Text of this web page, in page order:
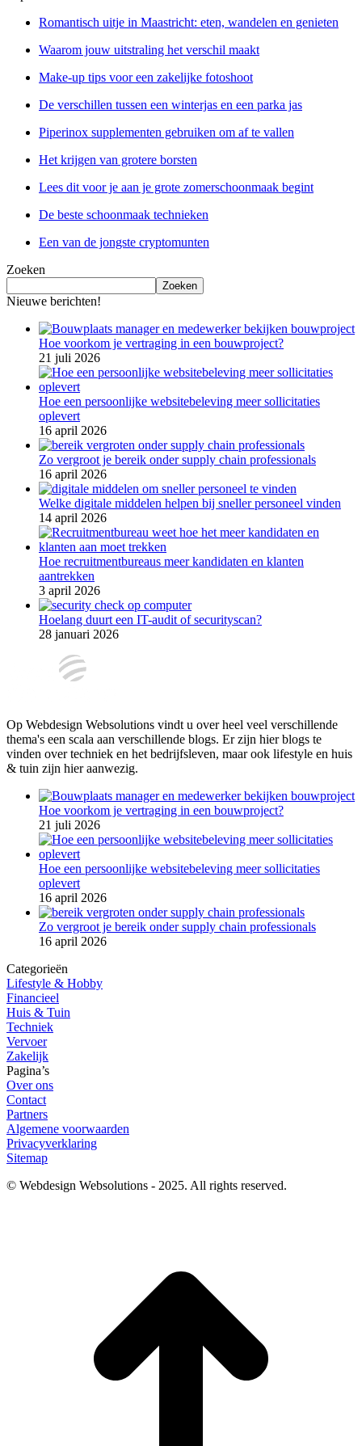
Romantisch uitje in Maastricht: eten, wandelen en genieten
Waarom jouw uitstraling het verschil maakt
Make-up tips voor een zakelijke fotoshoot
De verschillen tussen een winterjas en een parka jas
Piperinox supplementen gebruiken om af te vallen
Het krijgen van grotere borsten
Lees dit voor je aan je grote zomerschoonmaak begint
De beste schoonmaak technieken
Een van de jongste cryptomunten
Zoeken
Zoeken
Nieuwe berichten!
Hoe voorkom je vertraging in een bouwproject?
21 juli 2026
Hoe een persoonlijke websitebeleving meer sollicitaties
oplevert
16 april 2026
Zo vergroot je bereik onder supply chain professionals
16 april 2026
Welke digitale middelen helpen bij sneller personeel vinden
14 april 2026
Hoe recruitmentbureaus meer kandidaten en klanten
aantrekken
3 april 2026
Hoelang duurt een IT-audit of securityscan?
28 januari 2026
Op Webdesign Websolutions vindt u over heel veel verschillende
thema's een scala aan verschillende blogs. Er zijn hier blogs te
vinden over techniek en het bedrijfsleven, maar ook lifestyle en huis
& tuin zijn hier aanwezig.
Hoe voorkom je vertraging in een bouwproject?
21 juli 2026
Hoe een persoonlijke websitebeleving meer sollicitaties
oplevert
16 april 2026
Zo vergroot je bereik onder supply chain professionals
16 april 2026
Categorieën
Lifestyle & Hobby
Financieel
Huis & Tuin
Techniek
Vervoer
Zakelijk
Pagina’s
Over ons
Contact
Partners
Algemene voorwaarden
Privacyverklaring
Sitemap
© Webdesign Websolutions - 2025. All rights reserved.